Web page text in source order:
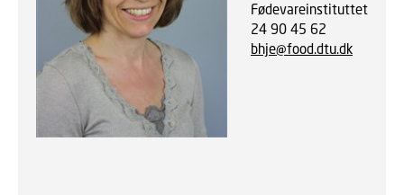
Fødevareinstituttet
24 90 45 62
bhje@food.dtu.dk